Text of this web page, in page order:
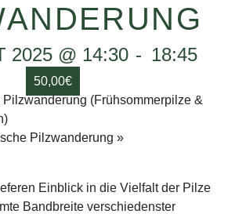
2025 @ 14:30- 18:45
50,00€
(Frühsommerpilze &
Pilzwanderung »
Einblick in die Vielfalt der Pilze
Bandbreite verschiedenster